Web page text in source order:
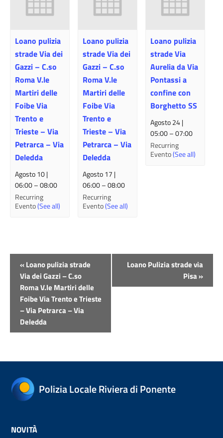
Loano pulizia
strade Via dei
Gazzi – C.so
Roma V.le
Martiri delle
Foibe Via
Trento e
Trieste – Via
Petrarca – Via
Deledda
Agosto 10 |
06:00–08:00
Recurring
Evento(See all)
Loano pulizia
strade Via dei
Gazzi – C.so
Roma V.le
Martiri delle
Foibe Via
Trento e
Trieste – Via
Petrarca – Via
Deledda
Agosto 17 |
06:00–08:00
Recurring
Evento(See all)
Loano pulizia
strade Via
Aurelia da Via
Pontassi a
confine con
Borghetto SS
Agosto 24 |
05:00–07:00
Recurring
Evento(See all)
Evento
Navigazione
«Loano pulizia strade
Via dei Gazzi – C.so
Roma V.le Martiri delle
Foibe Via Trento e Trieste
– Via Petrarca – Via
Deledda
Loano Pulizia strade via
Pisa»
Polizia Locale Riviera di Ponente
NOVITÀ